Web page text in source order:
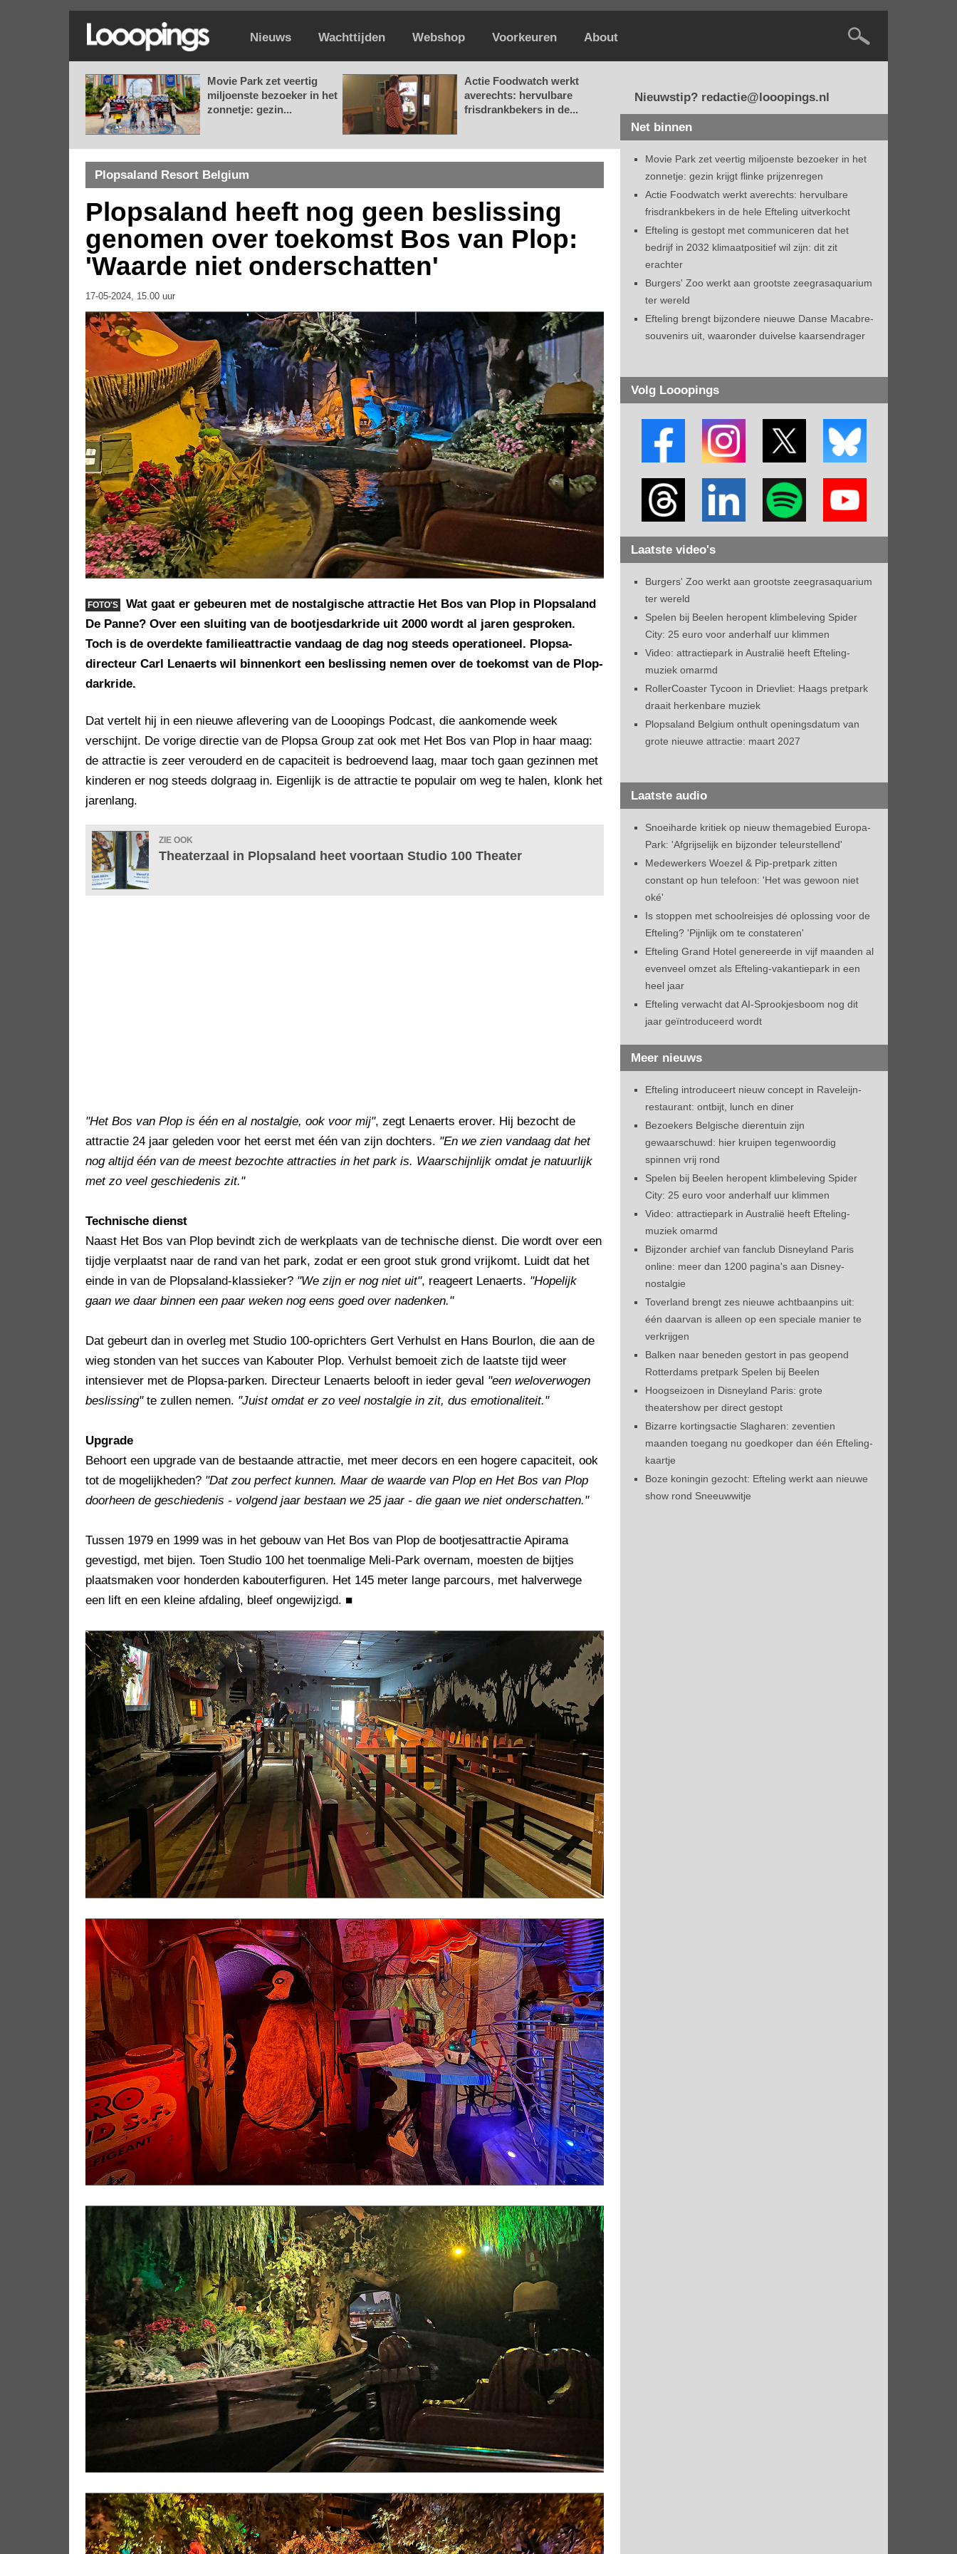
Nieuws Wachttijden Webshop Voorkeuren About
Movie Park zet veertig
miljoenste bezoeker in het
zonnetje: gezin...
Actie Foodwatch werkt
averechts: hervulbare
frisdrankbekers in de...
Plopsaland Resort Belgium
Plopsaland heeft nog geen beslissing
genomen over toekomst Bos van Plop:
'Waarde niet onderschatten'
17-05-2024, 15.00 uur
FOTO'S
Wat gaat er gebeuren met de nostalgische attractie Het Bos van Plop in Plopsaland
De Panne? Over een sluiting van de bootjesdarkride uit 2000 wordt al jaren gesproken.
Toch is de overdekte familieattractie vandaag de dag nog steeds operationeel. Plopsa-
directeur Carl Lenaerts wil binnenkort een beslissing nemen over de toekomst van de Plop-
darkride.
Dat vertelt hij in een nieuwe aflevering van de Looopings Podcast, die aankomende week
verschijnt. De vorige directie van de Plopsa Group zat ook met Het Bos van Plop in haar maag:
de attractie is zeer verouderd en de capaciteit is bedroevend laag, maar toch gaan gezinnen met
kinderen er nog steeds dolgraag in. Eigenlijk is de attractie te populair om weg te halen, klonk het
jarenlang.
ZIE OOK
Theaterzaal in Plopsaland heet voortaan Studio 100 Theater
"Het Bos van Plop is één en al nostalgie, ook voor mij", zegt Lenaerts erover. Hij bezocht de
attractie 24 jaar geleden voor het eerst met één van zijn dochters. "En we zien vandaag dat het
nog altijd één van de meest bezochte attracties in het park is. Waarschijnlijk omdat je natuurlijk
met zo veel geschiedenis zit."
Technische dienst
Naast Het Bos van Plop bevindt zich de werkplaats van de technische dienst. Die wordt over een
tijdje verplaatst naar de rand van het park, zodat er een groot stuk grond vrijkomt. Luidt dat het
einde in van de Plopsaland-klassieker? "We zijn er nog niet uit", reageert Lenaerts. "Hopelijk
gaan we daar binnen een paar weken nog eens goed over nadenken."
Dat gebeurt dan in overleg met Studio 100-oprichters Gert Verhulst en Hans Bourlon, die aan de
wieg stonden van het succes van Kabouter Plop. Verhulst bemoeit zich de laatste tijd weer
intensiever met de Plopsa-parken. Directeur Lenaerts belooft in ieder geval "een weloverwogen
beslissing"te zullen nemen. "Juist omdat er zo veel nostalgie in zit, dus emotionaliteit."
Upgrade
Behoort een upgrade van de bestaande attractie, met meer decors en een hogere capaciteit, ook
tot de mogelijkheden? "Dat zou perfect kunnen. Maar de waarde van Plop en Het Bos van Plop
doorheen de geschiedenis - volgend jaar bestaan we 25 jaar - die gaan we niet onderschatten."
Tussen 1979 en 1999 was in het gebouw van Het Bos van Plop de bootjesattractie Apirama
gevestigd, met bijen. Toen Studio 100 het toenmalige Meli-Park overnam, moesten de bijtjes
plaatsmaken voor honderden kabouterfiguren. Het 145 meter lange parcours, met halverwege
een lift en een kleine afdaling, bleef ongewijzigd. ■
Nieuwstip? redactie@looopings.nl
Net binnen
Movie Park zet veertig miljoenste bezoeker in het
zonnetje: gezin krijgt flinke prijzenregen
Actie Foodwatch werkt averechts: hervulbare
frisdrankbekers in de hele Efteling uitverkocht
Efteling is gestopt met communiceren dat het
bedrijf in 2032 klimaatpositief wil zijn: dit zit
erachter
Burgers' Zoo werkt aan grootste zeegrasaquarium
ter wereld
Efteling brengt bijzondere nieuwe Danse Macabre-
souvenirs uit, waaronder duivelse kaarsendrager
Volg Looopings
Laatste video's
Burgers' Zoo werkt aan grootste zeegrasaquarium
ter wereld
Spelen bij Beelen heropent klimbeleving Spider
City: 25 euro voor anderhalf uur klimmen
Video: attractiepark in Australië heeft Efteling-
muziek omarmd
RollerCoaster Tycoon in Drievliet: Haags pretpark
draait herkenbare muziek
Plopsaland Belgium onthult openingsdatum van
grote nieuwe attractie: maart 2027
Laatste audio
Snoeiharde kritiek op nieuw themagebied Europa-
Park: 'Afgrijselijk en bijzonder teleurstellend'
Medewerkers Woezel & Pip-pretpark zitten
constant op hun telefoon: 'Het was gewoon niet
oké'
Is stoppen met schoolreisjes dé oplossing voor de
Efteling? 'Pijnlijk om te constateren'
Efteling Grand Hotel genereerde in vijf maanden al
evenveel omzet als Efteling-vakantiepark in een
heel jaar
Efteling verwacht dat AI-Sprookjesboom nog dit
jaar geïntroduceerd wordt
Meer nieuws
Efteling introduceert nieuw concept in Raveleijn-
restaurant: ontbijt, lunch en diner
Bezoekers Belgische dierentuin zijn
gewaarschuwd: hier kruipen tegenwoordig
spinnen vrij rond
Spelen bij Beelen heropent klimbeleving Spider
City: 25 euro voor anderhalf uur klimmen
Video: attractiepark in Australië heeft Efteling-
muziek omarmd
Bijzonder archief van fanclub Disneyland Paris
online: meer dan 1200 pagina's aan Disney-
nostalgie
Toverland brengt zes nieuwe achtbaanpins uit:
één daarvan is alleen op een speciale manier te
verkrijgen
Balken naar beneden gestort in pas geopend
Rotterdams pretpark Spelen bij Beelen
Hoogseizoen in Disneyland Paris: grote
theatershow per direct gestopt
Bizarre kortingsactie Slagharen: zeventien
maanden toegang nu goedkoper dan één Efteling-
kaartje
Boze koningin gezocht: Efteling werkt aan nieuwe
show rond Sneeuwwitje